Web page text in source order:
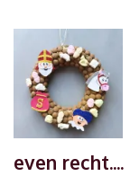
even